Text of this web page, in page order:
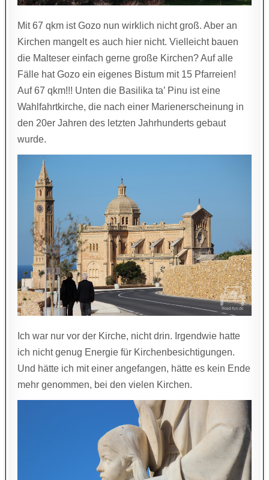
Mit 67 qkm ist Gozo nun wirklich nicht groß. Aber an
Kirchen mangelt es auch hier nicht. Vielleicht bauen
die Malteser einfach gerne große Kirchen? Auf alle
Fälle hat Gozo ein eigenes Bistum mit 15 Pfarreien!
Auf 67 qkm!!! Unten die Basilika ta’ Pinu ist eine
Wahlfahrtkirche, die nach einer Marienerscheinung in
den 20er Jahren des letzten Jahrhunderts gebaut
wurde.
Ich war nur vor der Kirche, nicht drin. Irgendwie hatte
ich nicht genug Energie für Kirchenbesichtigungen.
Und hätte ich mit einer angefangen, hätte es kein Ende
mehr genommen, bei den vielen Kirchen.